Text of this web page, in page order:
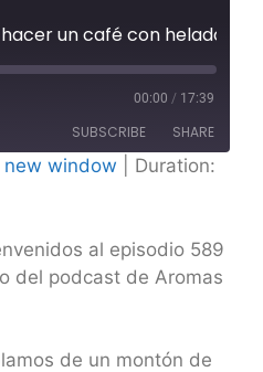
un café con helado.
00:00 / 17:39
SUBSCRIBE SHARE
new window
Duration:
al episodio 589
del podcast de Aromas
de un montón de